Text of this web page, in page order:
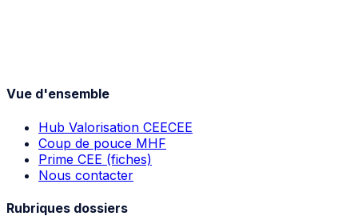
Vue d'ensemble
Hub Valorisation CEECEE
Coup de pouce MHF
Prime CEE (fiches)
Nous contacter
Rubriques dossiers